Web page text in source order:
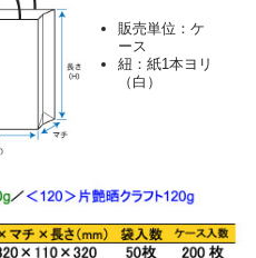
販売単位：ケ
ース
紐：紙1本ヨリ
（白）